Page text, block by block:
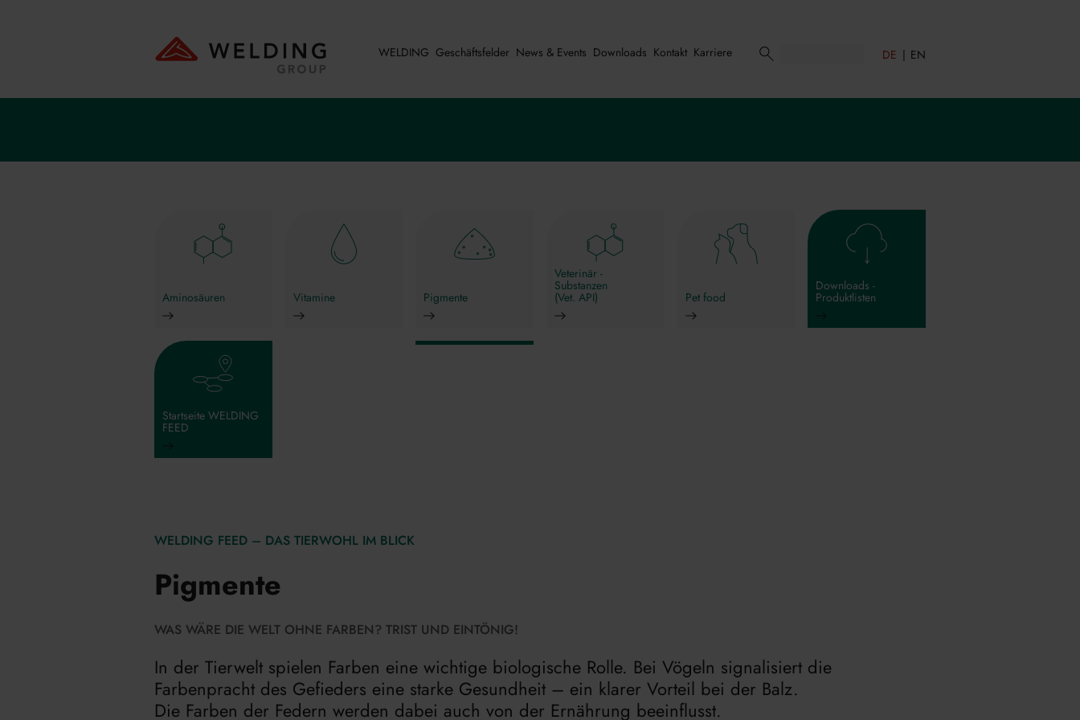
WELDING Geschäftsfelder News & Events Downloads Kontakt Karriere DE EN
Aminosäuren Vitamine Pigmente
Veterinär -
Substanzen
(Vet. API) Pet food
Downloads -
Produktlisten
Startseite WELDING
FEED
WELDING FEED – DAS TIERWOHL IM BLICK
Pigmente
WAS WÄRE DIE WELT OHNE FARBEN? TRIST UND EINTÖNIG!
In der Tierwelt spielen Farben eine wichtige biologische Rolle. Bei Vögeln signalisiert die
Farbenpracht des Gefieders eine starke Gesundheit – ein klarer Vorteil bei der Balz.
Die Farben der Federn werden dabei auch von der Ernährung beeinflusst.